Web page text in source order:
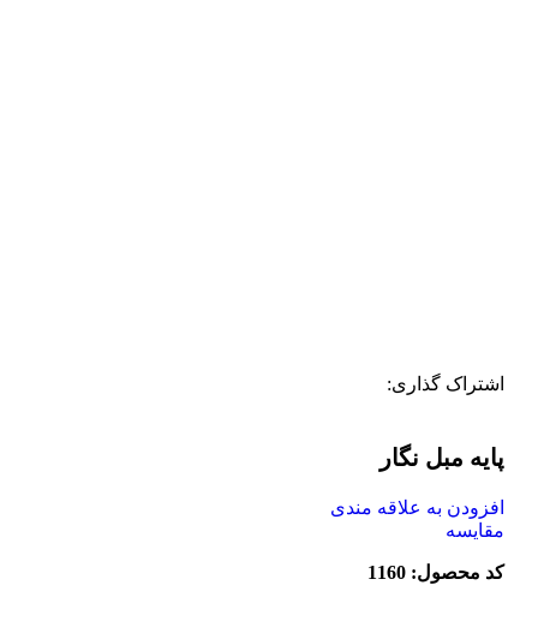
اشتراک گذاری:
پایه مبل نگار
افزودن به علاقه مندی
مقایسه
کد محصول: 1160